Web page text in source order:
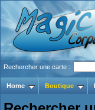
Rechercher une carte :
Home Boutique